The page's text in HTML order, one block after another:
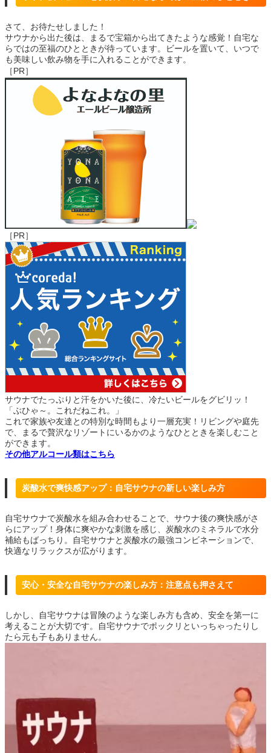
さて、お待たせしました！
サウナから出た後は、まるで宝箱から出てきたような感覚！自宅な
らではの至福のひとときが待っています。ビールを置いて、いつで
も美味しい飲み物を手に入れることができます。
［PR］
［PR］
サウナでたっぷりと汗をかいた後に、冷たいビールをグビリッ！
「ぶひゃ～。これだねこれ。」
これで家族や友達との特別な時間もより一層充実！リビングや庭先
で、まるで贅沢なリゾートにいるかのようなひとときを楽しむこと
ができます。
その他アルコール類はこちら
炭酸水で爽快感アップ：自宅サウナの新しい楽しみ方
自宅サウナで炭酸水を組み合わせることで、サウナ後の爽快感がさ
らにアップ！身体に爽やかな刺激を感じ、炭酸水のミネラルで水分
補給もばっちり。自宅サウナと炭酸水の最強コンビネーションで、
快適なリラックスが広がります。
安心・安全な自宅サウナの楽しみ方：注意点も押さえて
しかし、自宅サウナは冒険のような楽しみ方も含め、安全を第一に
考えることが大切です。自宅サウナでポックリといっちゃったりし
たら元も子もありません。